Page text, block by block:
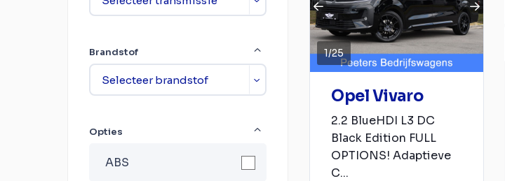
Brandstof
Opties
ABS
1/25
Opel Vivaro
2.2 BlueHDI L3 DC
Black Edition FULL
OPTIONS! Adaptieve
C...